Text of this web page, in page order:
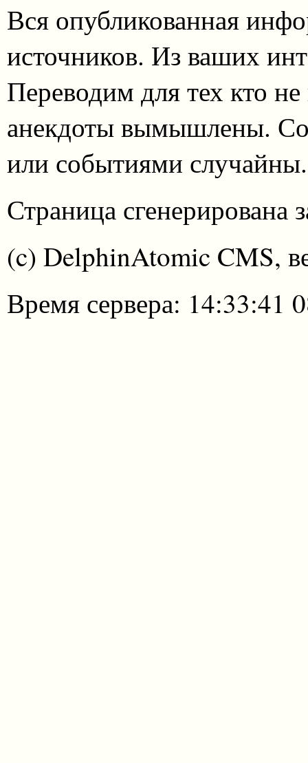
Вся опубликованная
источников. Из ваших
Переводим для тех кто
анекдоты вымышлены.
или событиями случайны.
Страница сгенерирована
(c) DelphinAtomic CMS,
Время сервера: 14:33:41